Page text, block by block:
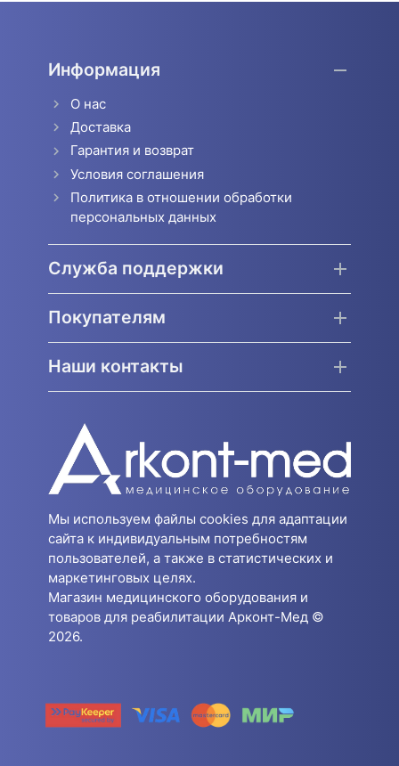
Информация
О нас
Доставка
Гарантия и возврат
Условия соглашения
Политика в отношении обработки
персональных данных
Служба поддержки
Покупателям
Наши контакты
Мы используем файлы cookies для адаптации
сайта к индивидуальным потребностям
пользователей, а также в статистических и
маркетинговых целях.
Магазин медицинского оборудования и
товаров для реабилитации Арконт-Мед ©
2026.